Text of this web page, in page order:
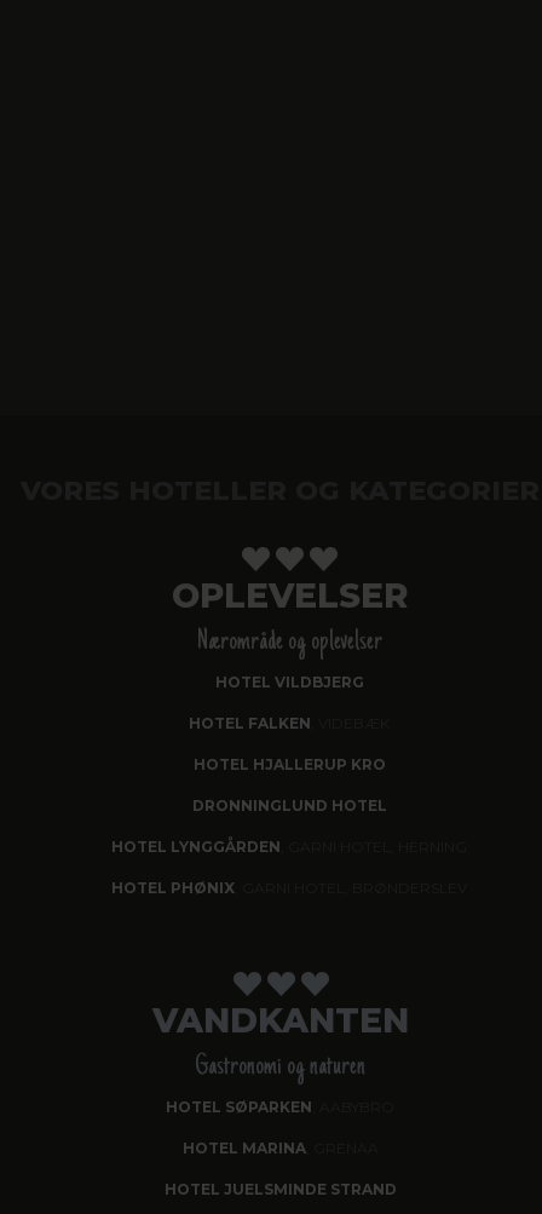
OPLEVELSER
Nærområde og oplevelser
HOTEL VILDBJERG
HOTEL FALKEN
HOTEL HJALLERUP KRO
DRONNINGLUND HOTEL
HOTEL LYNGGÅRDEN
HOTEL PHØNIX
VANDKANTEN
Gastronomi og naturen
HOTEL SØPARKEN
HOTEL MARINA, GRENAA
HOTEL JUELSMINDE STRAND